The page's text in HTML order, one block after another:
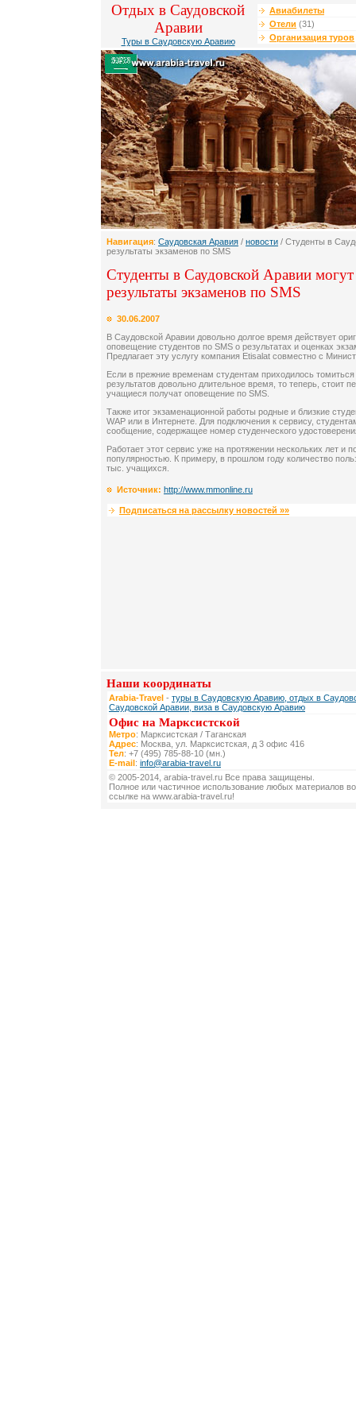
Отдых в Саудовской
Аравии
Туры в Саудовскую Аравию
Авиабилеты
Отели (31)
Организация туров
Навигация: Саудовская Аравия / новости / Студенты в
результаты экзаменов по SMS
Студенты в Саудовской Аравии могут
результаты экзаменов по SMS
30.06.2007
В Саудовской Аравии довольно долгое время действует
оповещение студентов по SMS о результатах и оценках
Предлагает эту услугу компания Etisalat совместно с
Если в прежние временам студентам приходилось
результатов довольно длительное время, то теперь, стоит
учащиеся получат оповещение по SMS.
Также итог экзаменационной работы родные и близкие
WAP или в Интернете. Для подключения к сервису,
сообщение, содержащее номер студенческого
Работает этот сервис уже на протяжении нескольких лет и
популярностью. К примеру, в прошлом году количество
тыс. учащихся.
Источник: http://www.mmonline.ru
Подписаться на рассылку новостей »»
Наши координаты
Arabia-Travel - туры в Саудовскую Аравию, отдых в
Саудовской Аравии, виза в Саудовскую Аравию
Офис на Марксистской
Метро: Марксистская / Таганская
Адрес: Москва, ул. Марксистская, д 3 офис 416
Тел: +7 (495) 785-88-10 (мн.)
E-mail: info@arabia-travel.ru
© 2005-2014, arabia-travel.ru Все права защищены.
Полное или частичное использование любых материалов
ссылке на www.arabia-travel.ru!